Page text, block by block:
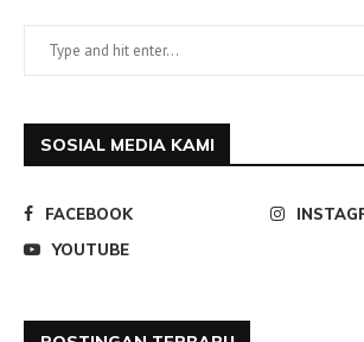
SOSIAL MEDIA KAMI
FACEBOOK
YOUTUBE